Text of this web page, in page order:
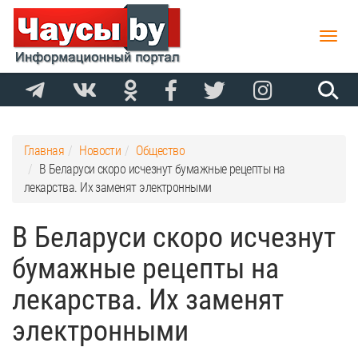
Toggle
Главная Новости
Общество
В Беларуси скоро исчезнут бумажные рецепты на
лекарства. Их заменят электронными
В Беларуси скоро исчезнут
бумажные рецепты на
лекарства. Их заменят
электронными